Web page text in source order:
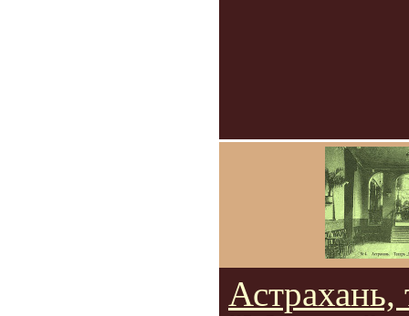
Астрахань,